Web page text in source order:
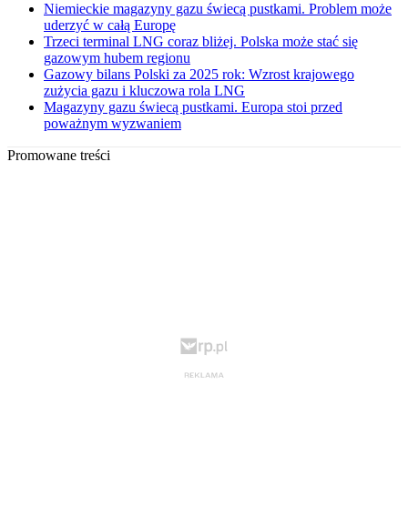
Niemieckie magazyny gazu świecą pustkami. Problem może
uderzyć w całą Europę
Trzeci terminal LNG coraz bliżej. Polska może stać się
gazowym hubem regionu
Gazowy bilans Polski za 2025 rok: Wzrost krajowego
zużycia gazu i kluczowa rola LNG
Magazyny gazu świecą pustkami. Europa stoi przed
poważnym wyzwaniem
Promowane treści